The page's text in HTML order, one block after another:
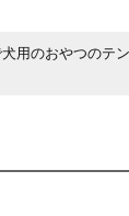
用のおやつのテ